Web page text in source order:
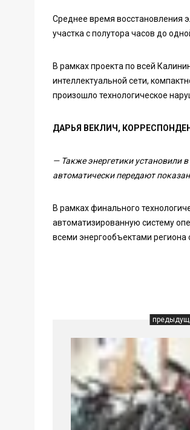
Среднее время восстановления
участка с полутора часов до
В рамках проекта по всей
интеллектуальной сети,
произошло технологическое
ДАРЬЯ ВЕКЛИЧ,
— Также энергетики установили
автоматически передают
В рамках финального
автоматизированную систему
всеми энергообъектами региона